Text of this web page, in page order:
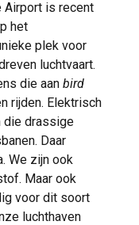
Airport is recent
het
plek voor
luchtvaart.
die aan bird
rijden. Elektrisch
die drassige
Daar
We zijn ook
Maar ook
voor dit soort
luchthaven